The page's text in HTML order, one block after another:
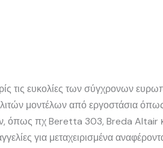
τις ευκολίες των σύγχρονων
λιτών μοντέλων από εργοστάσια
όπως πχ Beretta 303, Breda Altair
για μεταχειρισμένα